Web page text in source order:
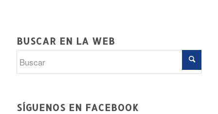
BUSCAR EN LA WEB
SÍGUENOS EN FACEBOOK